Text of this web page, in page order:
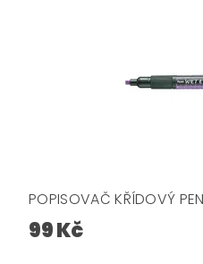
POPISOVAČ KŘÍDOVÝ
99 Kč